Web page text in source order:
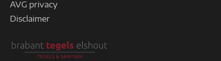
AVG privacy
Disclaimer